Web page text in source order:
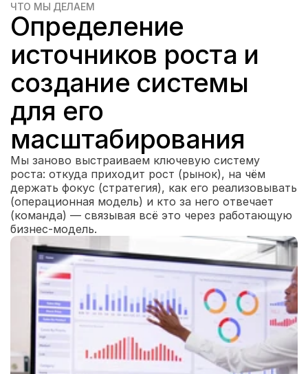
ЧТО МЫ ДЕЛАЕМ
Определение
источников роста и
создание системы
для его
масштабирования
Мы заново выстраиваем ключевую систему
роста: откуда приходит рост (рынок), на чём
держать фокус (стратегия), как его реализовывать
(операционная модель) и кто за него отвечает
(команда) — связывая всё это через работающую
бизнес-модель.